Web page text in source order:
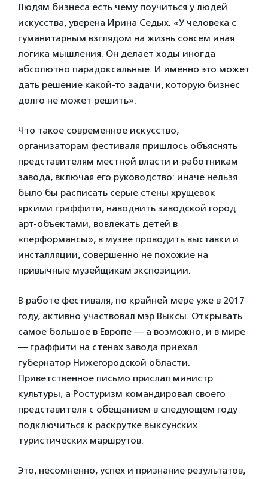
Людям бизнеса есть чему поучиться у людей
искусства, уверена Ирина Седых. «У человека с
гуманитарным взглядом на жизнь совсем иная
логика мышления. Он делает ходы иногда
абсолютно парадоксальные. И именно это может
дать решение какой-то задачи, которую бизнес
долго не может решить».
Что такое современное искусство,
организаторам фестиваля пришлось объяснять
представителям местной власти и работникам
завода, включая его руководство: иначе нельзя
было бы расписать серые стены хрущевок
яркими граффити, наводнить заводской город
арт-объектами, вовлекать детей в
«перформансы», в музее проводить выставки и
инсталляции, совершенно не похожие на
привычные музейщикам экспозиции.
В работе фестиваля, по крайней мере уже в 2017
году, активно участвовал мэр Выксы. Открывать
самое большое в Европе — а возможно, и в мире
— граффити на стенах завода приехал
губернатор Нижегородской области.
Приветственное письмо прислал министр
культуры, а Ростуризм командировал своего
представителя с обещанием в следующем году
подключиться к раскрутке выксунских
туристических маршрутов.
Это, несомненно, успех и признание результатов,